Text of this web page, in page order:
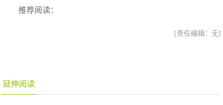
推荐阅读：
[责任编辑：无]
延伸阅读